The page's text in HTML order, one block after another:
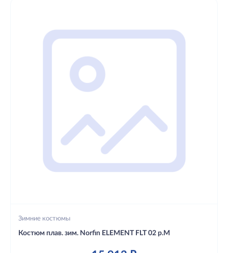
Зимние костюмы
Костюм плав. зим. Norfin ELEMENT FLT 02 р.M